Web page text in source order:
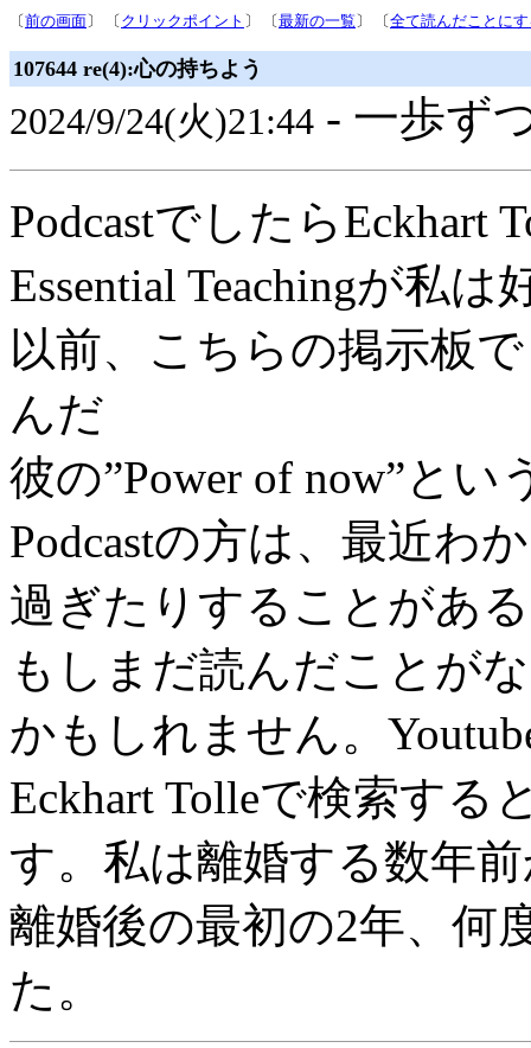
〔前の画面〕 〔 クリックポイント 〕 〔最新の一覧 〕 〔全て読んだことに
107644 re(4):心の持ちよう
2024/9/24(火)21:44 - 一歩ず
PodcastでしたらEckhart
Essential Teachingが私は
以前、こちらの掲示板
んだ
彼の”Power of now”と
Podcastの方は、最近わ
過ぎたりすることがあ
もしまだ読んだことが
かもしれません。
Eckhart Tolleで検索する
す。私は離婚する数年
離婚後の最初の2年、何
た。